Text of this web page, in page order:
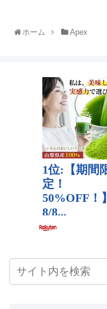
ホーム Apex